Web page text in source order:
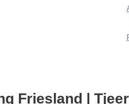
Friesland |